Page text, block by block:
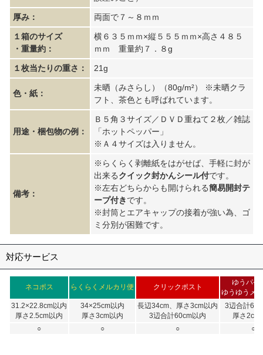
厚み： 両面で７～８ｍｍ
１箱のサイズ
・重量約：
横６３５ｍｍ×縦５５５ｍｍ×高さ４８５
ｍｍ 重量約７．８g
１枚当たりの重さ： 21g
色・紙：
未晒（みさらし）（80g/m²） ※未晒クラ
フト、茶色とも呼ばれています。
用途・梱包物の例：
Ｂ５角３サイズ／ＤＶＤ重ねて２枚／雑誌
「ホットペッパー」
※Ａ４サイズは入りません。
備考：
※らくらく剥離紙をはがせば、手軽に封が
出来るクイック封かんシール付です。
※左右どちらからも開けられる簡易開封テ
ープ付きです。
※封筒とエアキャップの接着が強い為、ゴ
ミ分別が困難です。
対応サービス
ネコポス らくらくメルカリ便 クリックポスト
ゆうパケ
ゆうゆうメ
31.2×22.8cm以内
厚さ2.5cm以内
34×25cm以内
厚さ3cm以内
長辺34cm、厚さ3cm以内
3辺合計60cm以内
3辺合計
厚さ2cm
○
○ ○ ○